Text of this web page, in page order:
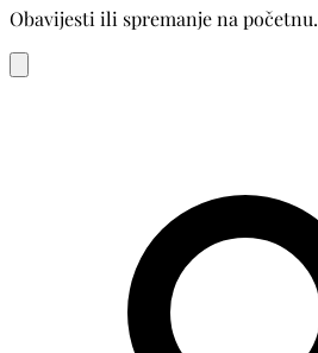
Obavijesti ili spremanje na početnu.